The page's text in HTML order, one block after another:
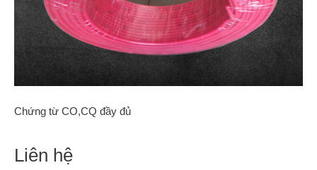
Chứng từ CO,CQ đầy đủ
Liên hệ